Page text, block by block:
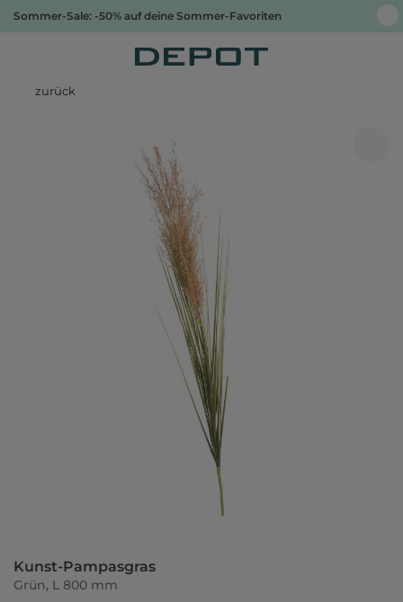
Sommer-Sale: -50% auf deine Sommer-Favoriten
zurück
Kunst-Pampasgras
Grün, L 800 mm